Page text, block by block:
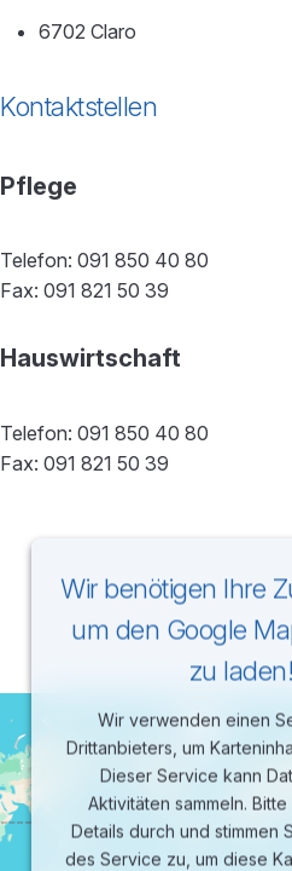
6702 Claro
Kontaktstellen
Pflege
Telefon: 091 850 40 80
Fax: 091 821 50 39
Hauswirtschaft
Telefon: 091 850 40 80
Fax: 091 821 50 39
Wir benötigen Ihre
um den Google
zu laden!
Wir verwenden einen
Drittanbieters, um
Dieser Service kann
Aktivitäten sammeln.
Details durch und stimmen
des Service zu, um diese